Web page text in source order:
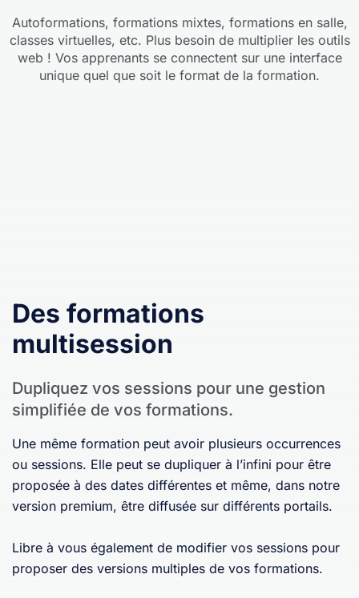
Autoformations, formations mixtes, formations en salle,
classes virtuelles, etc. Plus besoin de multiplier les outils
web ! Vos apprenants se connectent sur une interface
unique quel que soit le format de la formation.
Des formations
multisession
Dupliquez vos sessions pour une gestion
simplifiée de vos formations.
Une même formation peut avoir plusieurs occurrences
ou sessions. Elle peut se dupliquer à l’infini pour être
proposée à des dates différentes et même, dans notre
version premium, être diffusée sur différents portails.
Libre à vous également de modifier vos sessions pour
proposer des versions multiples de vos formations.